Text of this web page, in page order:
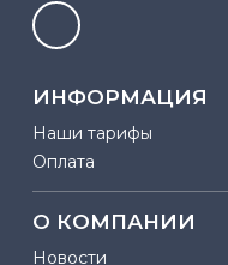
ИНФОРМАЦИЯ
Наши тарифы
Оплата
О КОМПАНИИ
Новости